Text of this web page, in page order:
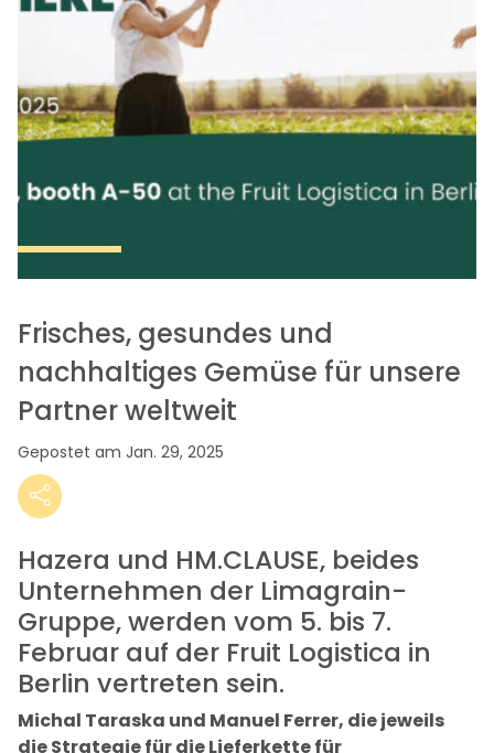
Frisches, gesundes und
nachhaltiges Gemüse für unsere
Partner weltweit
Gepostet am Jan. 29, 2025
Hazera und HM.CLAUSE, beides